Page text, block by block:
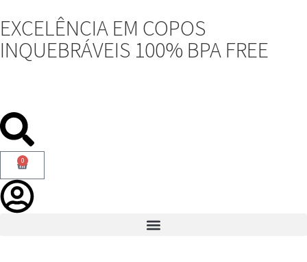
EXCELÊNCIA EM COPOS
INQUEBRÁVEIS 100% BPA FREE
0